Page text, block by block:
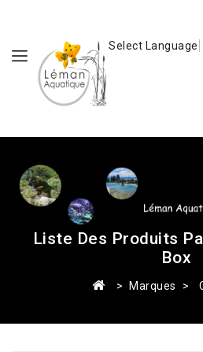
Select Language
Liste Des Produits
Box
Marques